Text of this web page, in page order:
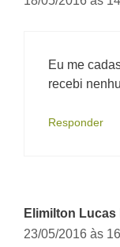
Eu me
recebi
Responder
Elimilton Lucas
23/05/2016 às